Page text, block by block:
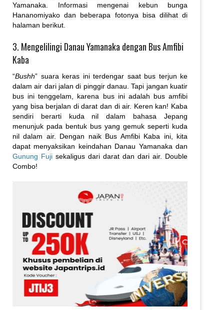
Yamanaka. Informasi mengenai kebun bunga
Hananomiyako dan beberapa fotonya bisa dilihat di
halaman berikut.
3. Mengelilingi Danau Yamanaka dengan Bus Amfibi
Kaba
“Bushh” suara keras ini terdengar saat bus terjun ke
dalam air dari jalan di pinggir danau. Tapi jangan kuatir
bus ini tenggelam, karena bus ini adalah bus amfibi
yang bisa berjalan di darat dan di air. Keren kan! Kaba
sendiri berarti kuda nil dalam bahasa Jepang
menunjuk pada bentuk bus yang gemuk seperti kuda
nil dalam air. Dengan naik Bus Amfibi Kaba ini, kita
dapat menyaksikan keindahan Danau Yamanaka dan
Gunung Fuji sekaligus dari darat dan dari air. Double
Combo!